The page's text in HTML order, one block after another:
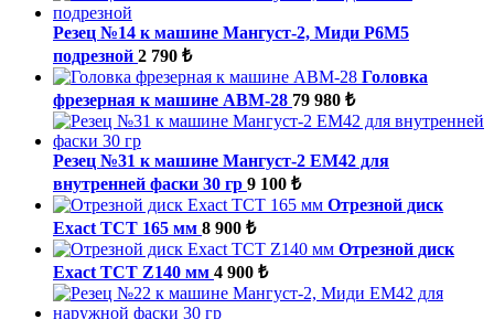
Резец №14 к машине Мангуст-2, Миди Р6М5
подрезной 2 790 ₺
Головка
фрезерная к машине ABM-28 79 980 ₺
Резец №31 к машине Мангуст-2 ЕМ42 для
внутренней фаски 30 гр 9 100 ₺
Отрезной диск
Exact TCT 165 мм 8 900 ₺
Отрезной диск
Exact TCT Z140 мм 4 900 ₺